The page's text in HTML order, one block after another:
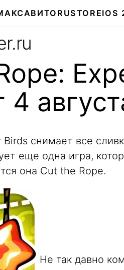
АВИТО RUSTOREIOS
снимает все
еще одна игра,
она Cut the Rope.
Не так давно